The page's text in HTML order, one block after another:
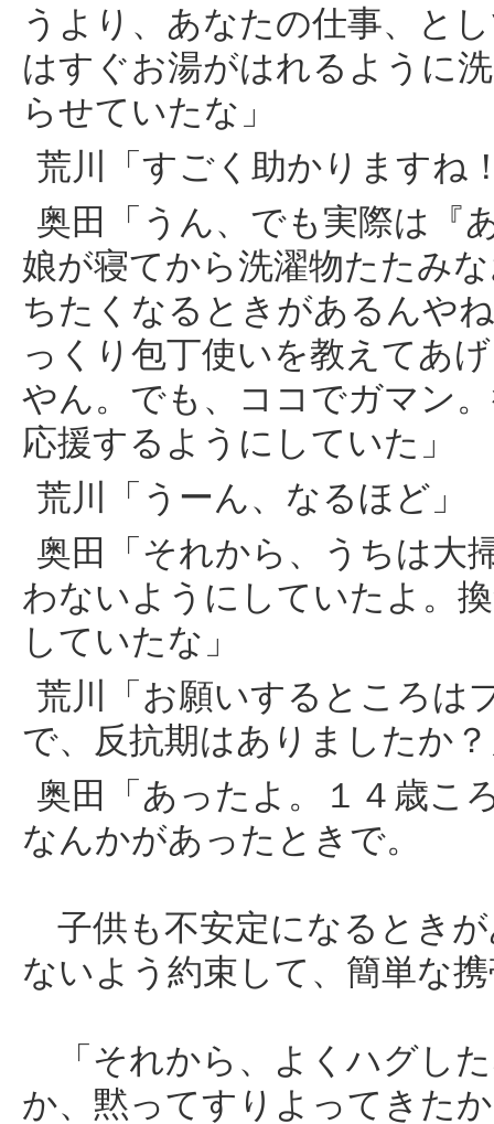
うより、あなたの仕事、と
はすぐお湯がはれるように
らせていたな」
荒川「すごく助かりますね
奥田「うん、でも実際は『
娘が寝てから洗濯物たたみ
ちたくなるときがあるんや
っくり包丁使いを教えてあ
やん。でも、ココでガマン
応援するようにしていた」
荒川「うーん、なるほど」
奥田「それから、うちは大
わないようにしていたよ。
していたな」
荒川「お願いするところは
で、反抗期はありましたか
奥田「あったよ。１４歳こ
なんかがあったときで。
子供も不安定になるとき
ないよう約束して、簡単な
「それから、よくハグし
か、黙ってすりよってきた